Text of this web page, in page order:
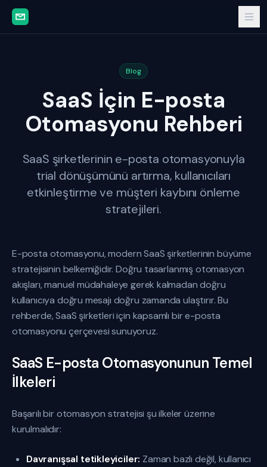
Blog
SaaS İçin E-posta
Otomasyonu Rehberi
SaaS şirketlerinin e-posta otomasyonuyla
trial dönüşümünü artırma, kullanıcıları
etkinleştirme ve müşteri kaybını önleme
stratejileri.
E-posta otomasyonu, modern SaaS şirketlerinin büyüme
stratejisinin belkemiğidir. Doğru tasarlanmış otomasyon
akışları, manuel müdahaleye gerek kalmadan doğru
kullanıcıya doğru mesajı doğru zamanda ulaştırır. Bu
rehberde, SaaS şirketleri için kapsamlı bir e-posta
otomasyonu çerçevesi sunuyoruz.
SaaS E-posta Otomasyonunun Temel
İlkeleri
Başarılı bir otomasyon stratejisi şu ilkeler üzerine
kurulmalıdır:
Davranışsal tetikleyiciler: Zaman bazlı değil, kullanıcı